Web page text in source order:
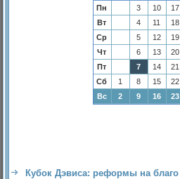
Пн 3 10 17
Вт
4 11 18
Ср
5 12 19
Чт
6 13 20
Пт
7 14 21
Сб
1 8 15 22
Вс
2 9 16 23
Кубок Дэвиса: реформы на благо